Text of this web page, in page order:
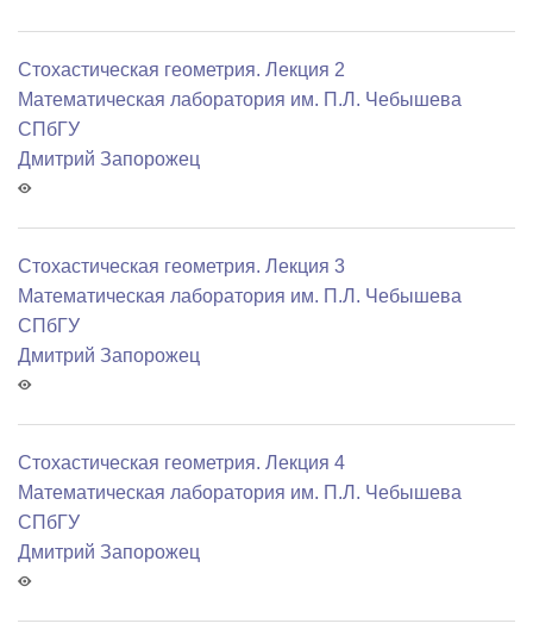
Стохастическая геометрия. Лекция 2
Математичеcкая лаборатория им. П.Л. Чебышева
СПбГУ
Дмитрий Запорожец
Стохастическая геометрия. Лекция 3
Математичеcкая лаборатория им. П.Л. Чебышева
СПбГУ
Дмитрий Запорожец
Стохастическая геометрия. Лекция 4
Математичеcкая лаборатория им. П.Л. Чебышева
СПбГУ
Дмитрий Запорожец